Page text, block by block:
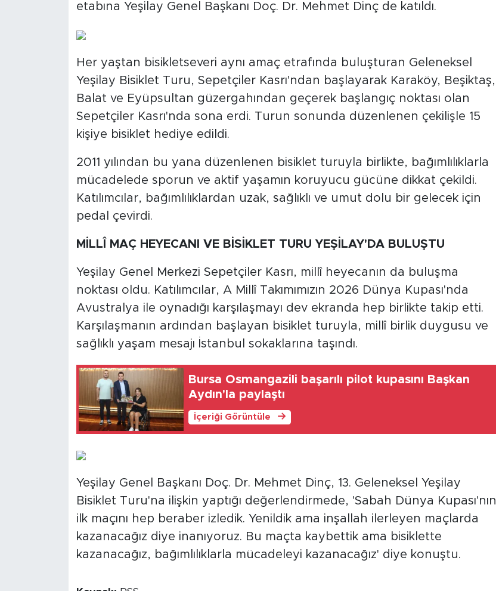
etabına Yeşilay Genel Başkanı Doç. Dr. Mehmet Dinç de katıldı.
Her yaştan bisikletseveri aynı amaç etrafında buluşturan Geleneksel
Yeşilay Bisiklet Turu, Sepetçiler Kasrı'ndan başlayarak Karaköy, Beşiktaş,
Balat ve Eyüpsultan güzergahından geçerek başlangıç noktası olan
Sepetçiler Kasrı'nda sona erdi. Turun sonunda düzenlenen çekilişle 15
kişiye bisiklet hediye edildi.
2011 yılından bu yana düzenlenen bisiklet turuyla birlikte, bağımlılıklarla
mücadelede sporun ve aktif yaşamın koruyucu gücüne dikkat çekildi.
Katılımcılar, bağımlılıklardan uzak, sağlıklı ve umut dolu bir gelecek için
pedal çevirdi.
MİLLÎ MAÇ HEYECANI VE BİSİKLET TURU YEŞİLAY'DA BULUŞTU
Yeşilay Genel Merkezi Sepetçiler Kasrı, millî heyecanın da buluşma
noktası oldu. Katılımcılar, A Millî Takımımızın 2026 Dünya Kupası'nda
Avustralya ile oynadığı karşılaşmayı dev ekranda hep birlikte takip etti.
Karşılaşmanın ardından başlayan bisiklet turuyla, millî birlik duygusu ve
sağlıklı yaşam mesajı İstanbul sokaklarına taşındı.
Bursa Osmangazili başarılı pilot kupasını Başkan
Aydın'la paylaştı
İçeriği Görüntüle
Yeşilay Genel Başkanı Doç. Dr. Mehmet Dinç, 13. Geleneksel Yeşilay
Bisiklet Turu'na ilişkin yaptığı değerlendirmede, 'Sabah Dünya Kupası'nın
ilk maçını hep beraber izledik. Yenildik ama inşallah ilerleyen maçlarda
kazanacağız diye inanıyoruz. Bu maçta kaybettik ama bisiklette
kazanacağız, bağımlılıklarla mücadeleyi kazanacağız' diye konuştu.